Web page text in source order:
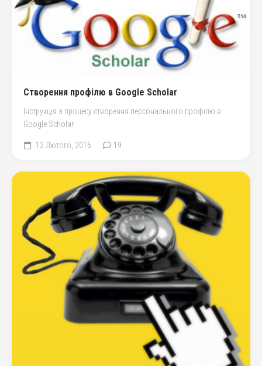
Створення профілю в Google Scholar
Інструкція з процесу створення персонального профілю в
Google Scholar
12 Лютого, 2016 19